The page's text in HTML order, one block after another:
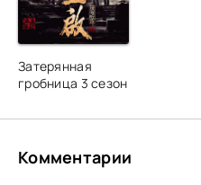
Затерянная
гробница 3 сезон
Комментарии